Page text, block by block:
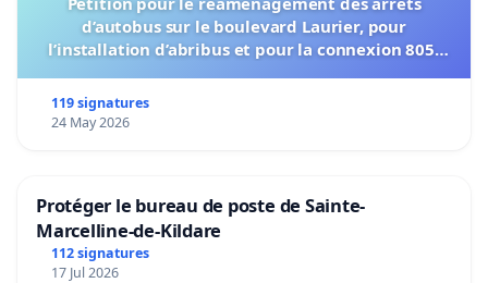
d’autobus sur le boulevard Laurier, pour
l’installation d’abribus et pour la connexion 805-
119 signatures
24 May 2026
Protéger le bureau de poste de Sainte-
Marcelline-de-Kildare
112 signatures
17 Jul 2026